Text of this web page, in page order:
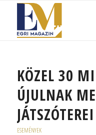
KÖZEL 30
ÚJULNAK
JÁTSZÓTEREI
ESEMÉNYEK